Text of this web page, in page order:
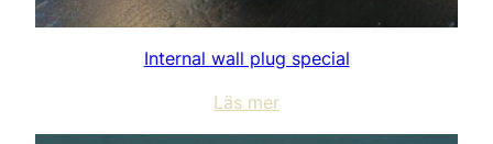
Internal wall plug special
Läs mer